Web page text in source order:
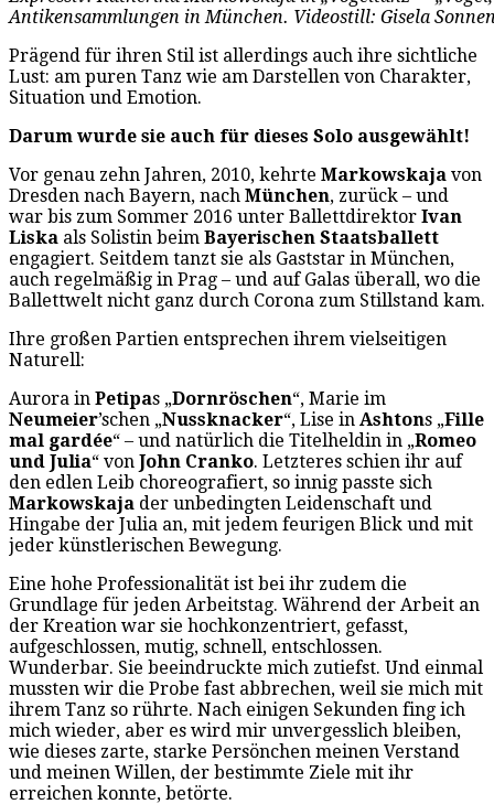
Antikensammlungen in München. Videostill: Gisela
Prägend für ihren Stil ist allerdings auch ihre sichtliche
Lust: am puren Tanz wie am Darstellen von Charakter,
Situation und Emotion.
Darum wurde sie auch für dieses Solo ausgewählt!
Vor genau zehn Jahren, 2010, kehrte Markowskaja von
Dresden nach Bayern, nach München, zurück – und
war bis zum Sommer 2016 unter Ballettdirektor Ivan
Liska als Solistin beim Bayerischen Staatsballett
engagiert. Seitdem tanzt sie als Gaststar in München,
auch regelmäßig in Prag – und auf Galas überall, wo die
Ballettwelt nicht ganz durch Corona zum Stillstand kam.
Ihre großen Partien entsprechen ihrem vielseitigen
Naturell:
Aurora in Petipas „Dornröschen“, Marie im
Neumeier’schen „Nussknacker“, Lise in Ashtons „Fille
mal gardée“ – und natürlich die Titelheldin in „Romeo
und Julia“ von John Cranko. Letzteres schien ihr auf
den edlen Leib choreografiert, so innig passte sich
Markowskaja der unbedingten Leidenschaft und
Hingabe der Julia an, mit jedem feurigen Blick und mit
jeder künstlerischen Bewegung.
Eine hohe Professionalität ist bei ihr zudem die
Grundlage für jeden Arbeitstag. Während der Arbeit an
der Kreation war sie hochkonzentriert, gefasst,
aufgeschlossen, mutig, schnell, entschlossen.
Wunderbar. Sie beeindruckte mich zutiefst. Und einmal
mussten wir die Probe fast abbrechen, weil sie mich mit
ihrem Tanz so rührte. Nach einigen Sekunden fing ich
mich wieder, aber es wird mir unvergesslich bleiben,
wie dieses zarte, starke Persönchen meinen Verstand
und meinen Willen, der bestimmte Ziele mit ihr
erreichen konnte, betörte.